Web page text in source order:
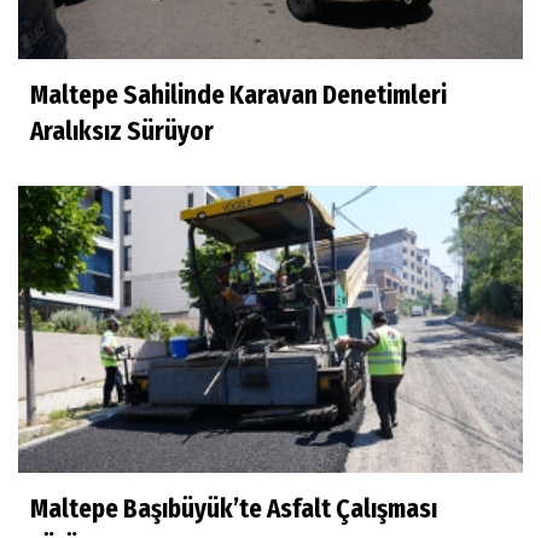
Maltepe Sahilinde Karavan Denetimleri
Aralıksız Sürüyor
Maltepe Başıbüyük’te Asfalt Çalışması